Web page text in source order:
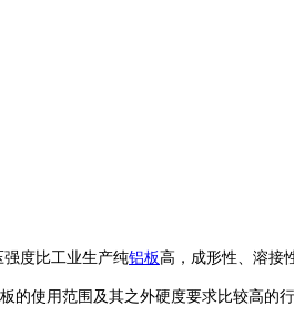
度比工业生产纯铝板高，成形性、溶接
的使用范围及其之外硬度要求比较高的